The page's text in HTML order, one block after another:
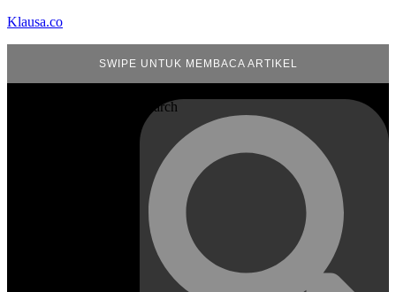
Klausa.co
SWIPE UNTUK MEMBACA ARTIKEL
Search